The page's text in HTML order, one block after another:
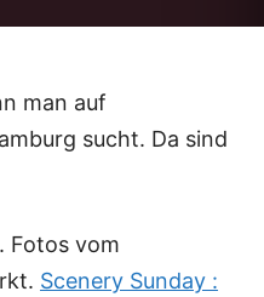
man auf
sucht. Da sind
Fotos vom
Scenery Sunday :